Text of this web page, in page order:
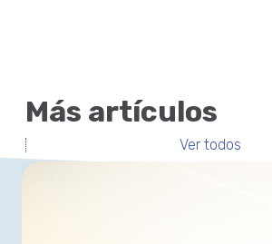
Más artículos
Ver todos